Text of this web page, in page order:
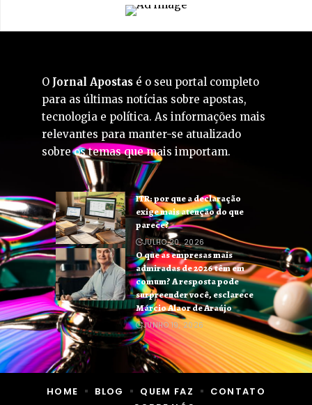
O Jornal Apostas é o seu portal completo
para as últimas notícias sobre apostas,
tecnologia e política. As informações mais
relevantes para manter-se atualizado
sobre os temas que mais importam.
ITR: por que a declaração
exige mais atenção do que
parece?
JULHO 20, 2026
O que as empresas mais
admiradas de 2026 têm em
comum? A resposta pode
surpreender você, esclarece
Márcio Alaor de Araújo
JUNHO 19, 2026
HOME BLOG QUEM FAZ
CONTATO